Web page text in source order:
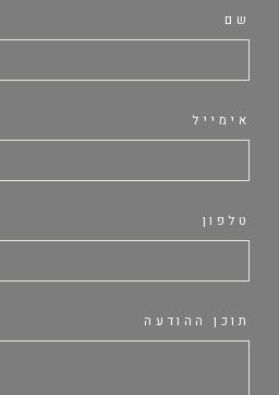
שם
אימייל
טלפון
תוכן ההודעה